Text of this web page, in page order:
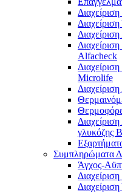
Alfacheck
Microlife
γλυκόζης
Συμπληρώματα
Άγχος-